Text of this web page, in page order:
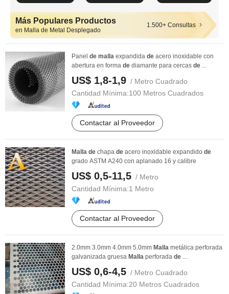
Más Populares Productos
en Malla de Metal Desplegado
1.500+ Consultas
Panel de malla expandida de acero inoxidable con
abertura en forma de diamante para cercas de ...
US$ 1,8-1,9 / Metro Cuadrado
Cantidad Mínima:100 Metros Cuadrados
Contactar al Proveedor
Malla de chapa de acero inoxidable expandido de
grado ASTM A240 con aplanado 16 y calibre
US$ 0,5-11,5 / Metro
Cantidad Mínima:1 Metro
Contactar al Proveedor
2.0mm 3.0mm 4.0mm 5.0mm Malla metálica perforada
galvanizada gruesa Malla perforada de ...
US$ 0,6-4,5 / Metro Cuadrado
Cantidad Mínima:20 Metros Cuadrados